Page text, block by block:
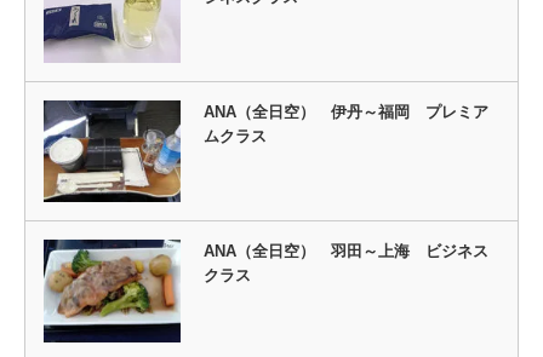
ANA（全日空） 伊丹～福岡 プレミア
ムクラス
ANA（全日空） 羽田～上海 ビジネス
クラス